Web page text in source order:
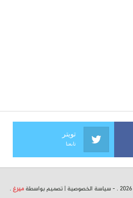
تويتر
تابعنا
سياسة الخصوصية | تصميم بواسطة ميرغ .